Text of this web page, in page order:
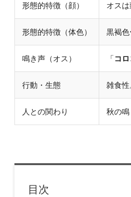
形態的特徴（顔） オスは
形態的特徴（体色） 黒褐
鳴き声（オス） 「コ
行動・生態 雑食
人との関わり 秋の
目次